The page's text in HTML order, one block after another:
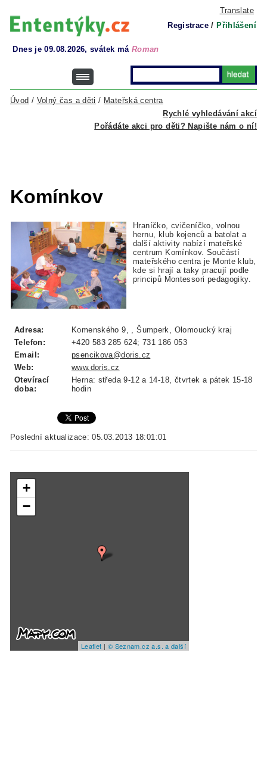
Translate
Registrace / Přihlášení
Dnes je 09.08.2026, svátek má Roman
Rychlé vyhledávání akcí
Úvod / Volný čas a děti / Mateřská centra
Pořádáte akci pro děti? Napište nám o ní!
Komínkov
Hraníčko, cvičeníčko, volnou
hernu, klub kojenců a batolat a
další aktivity nabízí mateřské
centrum Komínkov. Součástí
mateřského centra je Monte klub,
kde si hrají a taky pracují podle
principů Montessori pedagogiky.
Adresa:
Komenského 9, , Šumperk, Olomoucký kraj
Telefon:
+420 583 285 624; 731 186 053
Email:
psencikova@doris.cz
Web:
www.doris.cz
Otevírací
doba:
Herna: středa 9-12 a 14-18, čtvrtek a pátek 15-18
hodin
Poslední aktualizace: 05.03.2013 18:01:01
+
−
Leaflet | © Seznam.cz a.s. a další